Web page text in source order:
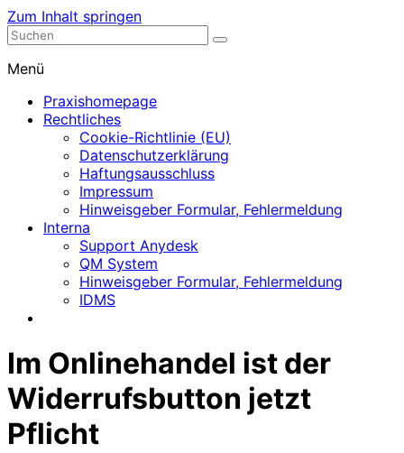
Zum Inhalt springen
Nephrologische Praxis mit Dialyse
Menü
Praxishomepage
Rechtliches
Cookie-Richtlinie (EU)
Datenschutzerklärung
Haftungsausschluss
Impressum
Hinweisgeber Formular, Fehlermeldung
Interna
Support Anydesk
QM System
Hinweisgeber Formular, Fehlermeldung
IDMS
Im Onlinehandel ist der
Widerrufsbutton jetzt
Pflicht